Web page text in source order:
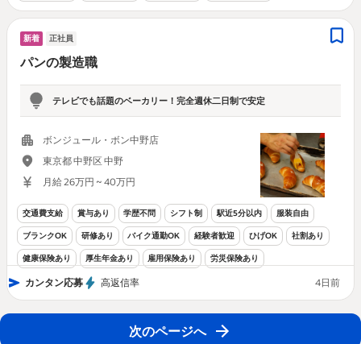
新着 正社員
パンの製造職
テレビでも話題のベーカリー！完全週休二日制で安定
ボンジュール・ボン中野店
東京都 中野区 中野
月給 26万円 ~ 40万円
交通費支給 賞与あり 学歴不問 シフト制 駅近5分以内 服装自由
ブランクOK 研修あり バイク通勤OK 経験者歓迎 ひげOK 社割あり
健康保険あり 厚生年金あり 雇用保険あり 労災保険あり
カンタン応募 高返信率 4日前
次のページへ